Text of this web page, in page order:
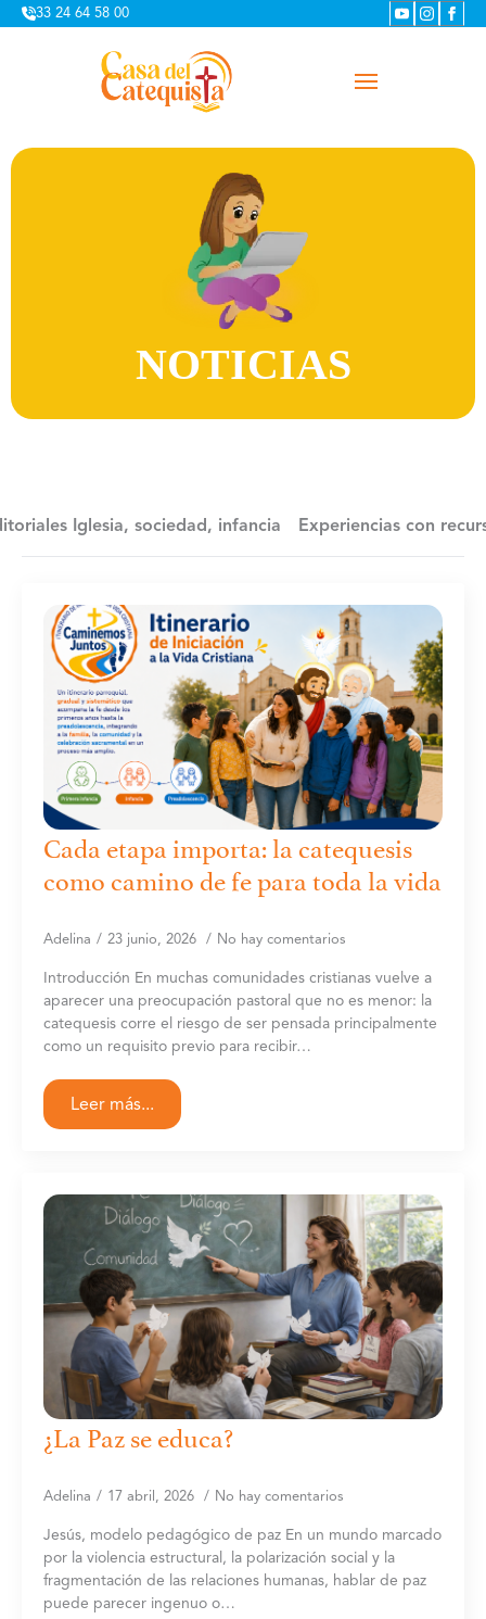
33 24 64 58 00
NOTICIAS
Iglesia, sociedad, infancia Experiencias con
Cada etapa importa: la catequesis
como camino de fe para toda la vida
Adelina 23 junio, 2026 No hay comentarios
Introducción En muchas comunidades cristianas vuelve a
aparecer una preocupación pastoral que no es menor: la
catequesis corre el riesgo de ser pensada principalmente
como un requisito previo para recibir…
Leer más...
¿La Paz se educa?
Adelina 17 abril, 2026 No hay comentarios
Jesús, modelo pedagógico de paz En un mundo marcado
por la violencia estructural, la polarización social y la
fragmentación de las relaciones humanas, hablar de paz
puede parecer ingenuo o…